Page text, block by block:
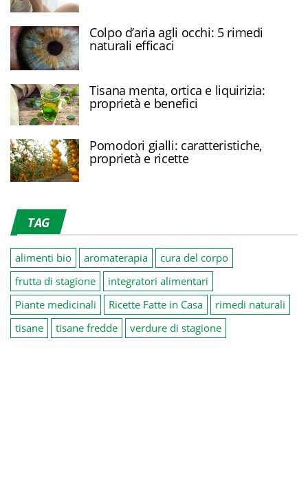
Colpo d’aria agli occhi: 5 rimedi
naturali efficaci
Tisana menta, ortica e liquirizia:
proprietà e benefici
Pomodori gialli: caratteristiche,
proprietà e ricette
TAG
alimenti bio aromaterapia
cura del corpo
frutta di stagione
integratori alimentari
Piante medicinali
Ricette Fatte in Casa
rimedi naturali
tisane
tisane fredde verdure di stagione